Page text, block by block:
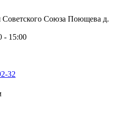
Союза Поющева д.
- 15:00
32